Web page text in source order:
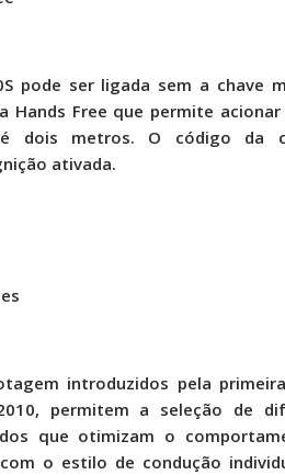
pode ser ligada sem a chave
Hands Free que permite
dois metros. O código da
ativada.
introduzidos pela
permitem a seleção de
que otimizam o
o estilo de condução